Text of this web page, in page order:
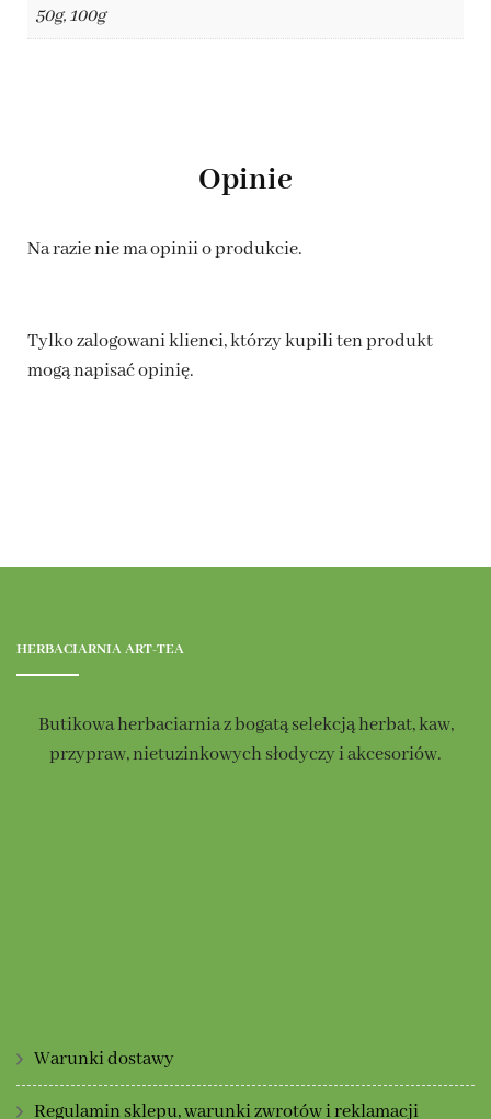
50g, 100g
Opinie
Na razie nie ma opinii o produkcie.
Tylko zalogowani klienci, którzy kupili ten produkt
mogą napisać opinię.
HERBACIARNIA ART-TEA
Butikowa herbaciarnia z bogatą selekcją herbat, kaw,
przypraw, nietuzinkowych słodyczy i akcesoriów.
Warunki dostawy
Regulamin sklepu, warunki zwrotów i reklamacji